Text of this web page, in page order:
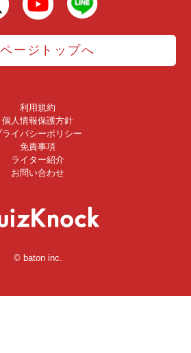
ページトップへ
利用規約
個人情報保護方針
ライバシーポリシー
免責事項
ライター紹介
お問い合わせ
© baton inc.